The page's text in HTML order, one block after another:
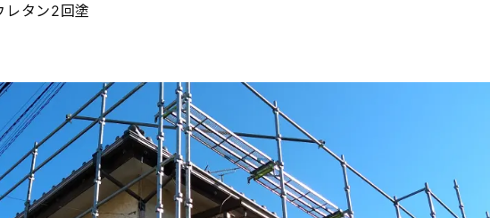
レタン2回塗